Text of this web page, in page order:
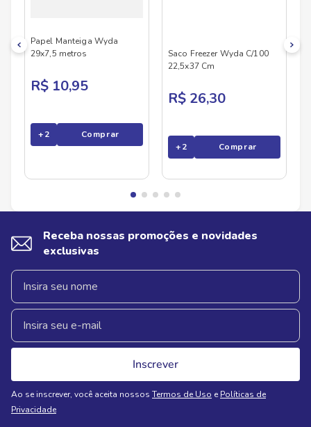
Papel Manteiga Wyda
29x7,5 metros
R$ 10,95
+2 Comprar
Saco Freezer Wyda C/100
22,5x37 Cm
R$ 26,30
+2 Comprar
Receba nossas promoções e novidades
exclusivas
Inscrever
Ao se inscrever, você aceita nossos Termos de Uso e Políticas de
Privacidade